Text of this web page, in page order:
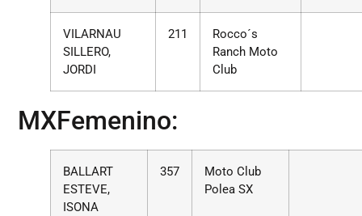
VILARNAU
SILLERO,
JORDI
211
Rocco´s
Ranch Moto
Club
MXFemenino:
BALLART
ESTEVE,
ISONA
357
Moto Club
Polea SX